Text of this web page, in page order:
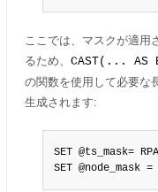
ここでは、マスクが適用
るため、 CAST(... AS
の関数を使用して必要な
生成されます:
SET @ts_mask=
SET @node_mask